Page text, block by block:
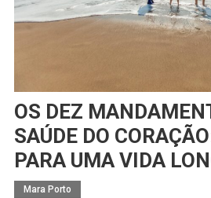
OS DEZ
SAÚDE DO
PARA UMA VIDA
Mara Porto